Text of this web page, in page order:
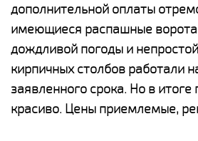
дополнительной оплаты
имеющиеся распашные
дождливой погоды и
кирпичных столбов работали
заявленного срока. Но в итоге
красиво. Цены приемлемые,